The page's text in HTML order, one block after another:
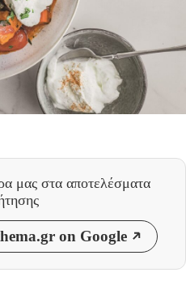
μας στα αποτελέσματα
on Google